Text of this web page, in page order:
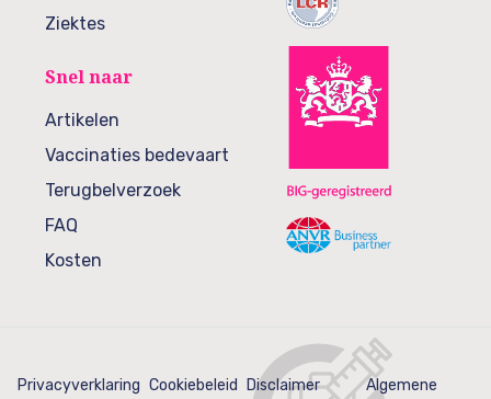
Ziektes
Snel naar
Artikelen
Vaccinaties bedevaart
Terugbelverzoek
FAQ
Kosten
Privacyverklaring Cookiebeleid Disclaimer Algemene